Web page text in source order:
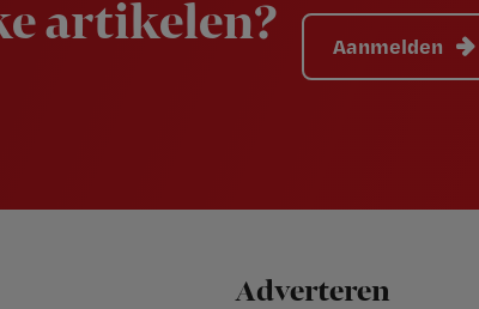
artikelen?
Aanmelden
Adverteren